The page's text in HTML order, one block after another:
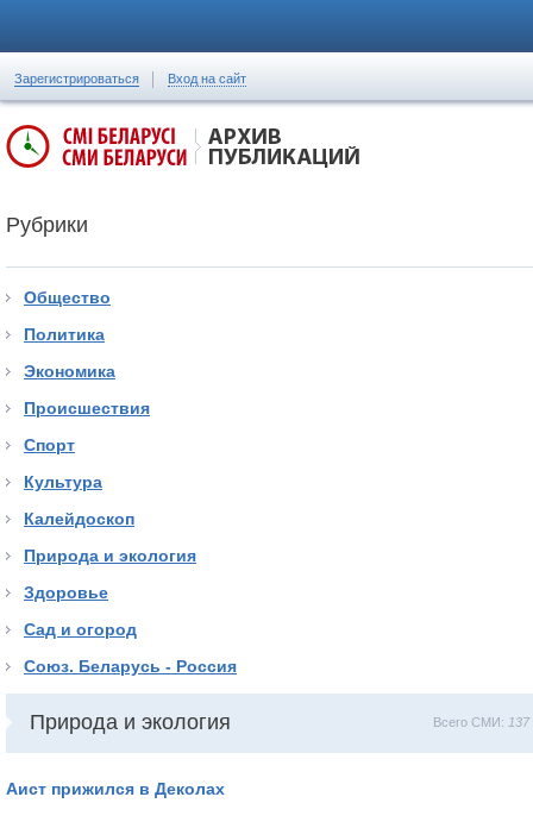
Зарегистрироваться Вход на сайт
Рубрики
Общество
Политика
Экономика
Происшествия
Спорт
Культура
Калейдоскоп
Природа и экология
Здоровье
Сад и огород
Союз. Беларусь - Россия
Природа и экология Всего СМИ: 137
Аист прижился в Деколах